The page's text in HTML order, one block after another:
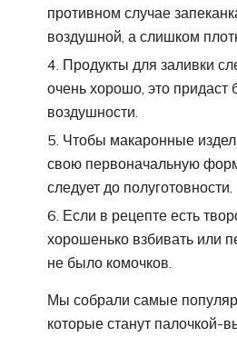
противном случае
воздушной, а слишком
Продукты для заливки
очень хорошо, это придаст
воздушности.
Чтобы макаронные
свою первоначальную
следует до полуготовности.
Если в рецепте есть
хорошенько взбивать или
не было комочков.
Мы собрали самые
которые станут палочкой-